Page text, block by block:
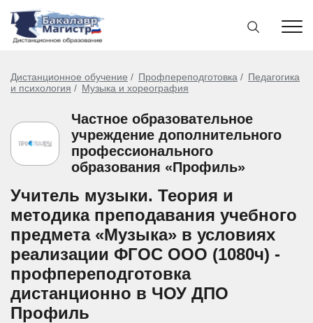
Дистанционное обучение Профпереподготовка
Педагогика
и психология
Музыка и хореография
Частное образовательное
учреждение дополнительного
профессионального
образования «Профиль»
Учитель музыки. Теория и
методика преподавания учебного
предмета «Музыка» в условиях
реализации ФГОС ООО (1080ч) -
профпереподготовка
дистанционно в ЧОУ ДПО
Профиль